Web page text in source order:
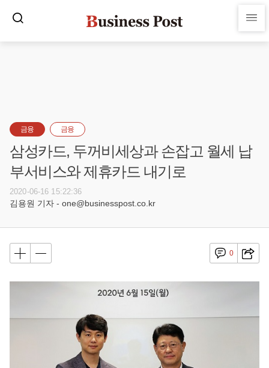
금융 금융
삼성카드, 두꺼비세상과 손잡고 월세 납
부서비스와 제휴카드 내기로
2020-06-16 15:22:36
김용원 기자 - one@businesspost.co.kr
0